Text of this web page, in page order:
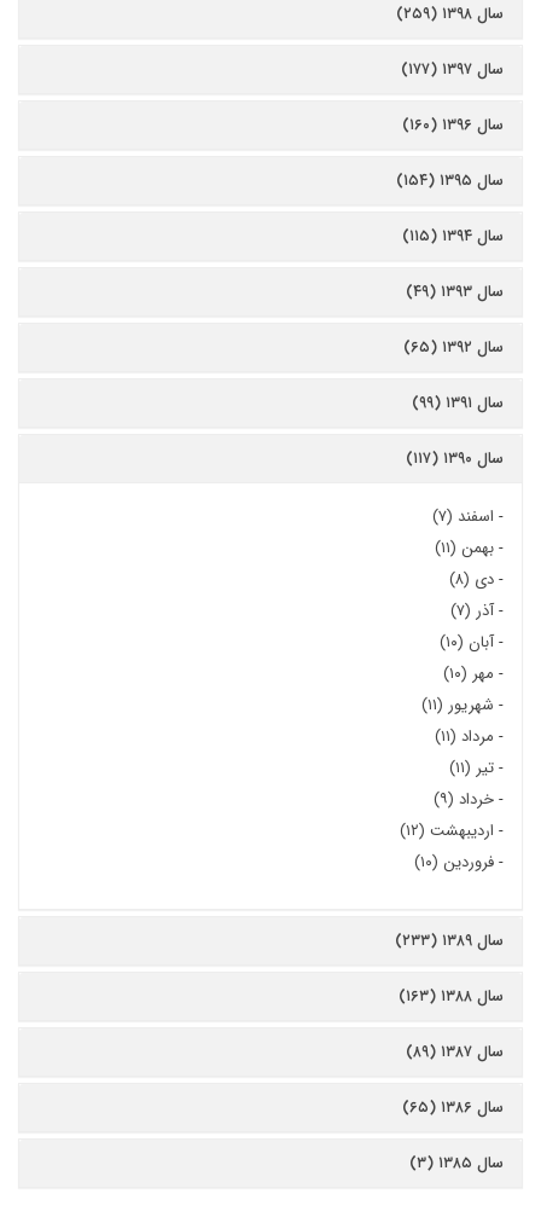
سال ۱۳۹۸ (۲۵۹)
سال ۱۳۹۷ (۱۷۷)
سال ۱۳۹۶ (۱۶۰)
سال ۱۳۹۵ (۱۵۴)
سال ۱۳۹۴ (۱۱۵)
سال ۱۳۹۳ (۴۹)
سال ۱۳۹۲ (۶۵)
سال ۱۳۹۱ (۹۹)
سال ۱۳۹۰ (۱۱۷)
- اسفند (۷)
-بهمن (۱۱)
-دی (۸)
-آذر (۷)
-آبان (۱۰)
- مهر (۱۰)
- شهریور (۱۱)
- مرداد (۱۱)
-تیر (۱۱)
-خرداد (۹)
- اردیبهشت (۱۲)
-فروردین (۱۰)
سال ۱۳۸۹ (۲۳۳)
سال ۱۳۸۸ (۱۶۳)
سال ۱۳۸۷ (۸۹)
سال ۱۳۸۶ (۶۵)
سال ۱۳۸۵ (۳)